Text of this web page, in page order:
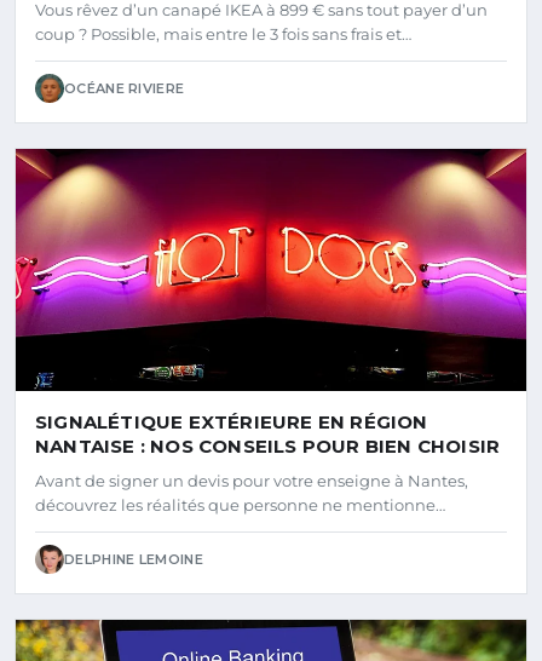
Vous rêvez d’un canapé IKEA à 899 € sans tout payer d’un
coup ? Possible, mais entre le 3 fois sans frais et…
OCÉANE RIVIERE
SIGNALÉTIQUE EXTÉRIEURE EN RÉGION
NANTAISE : NOS CONSEILS POUR BIEN CHOISIR
Avant de signer un devis pour votre enseigne à Nantes,
découvrez les réalités que personne ne mentionne…
DELPHINE LEMOINE